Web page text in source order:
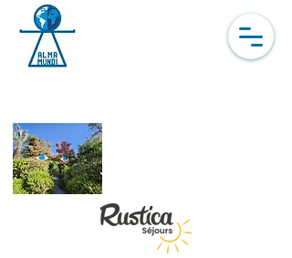
que 2 cabines disponibles